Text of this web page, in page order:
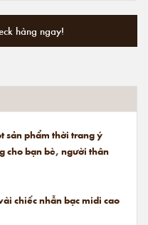
hàng ngay!
sản phẩm thời trang ý
cho bạn bè, người thân
chiếc nhẫn bạc midi cao